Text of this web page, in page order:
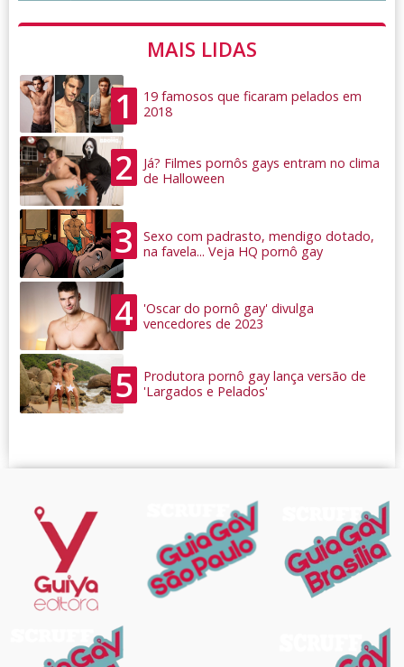
MAIS LIDAS
1
19 famosos que ficaram pelados em
2018
2
Já? Filmes pornôs gays entram no clima
de Halloween
3
Sexo com padrasto, mendigo dotado,
na favela... Veja HQ pornô gay
4
'Oscar do pornô gay' divulga
vencedores de 2023
5
Produtora pornô gay lança versão de
'Largados e Pelados'